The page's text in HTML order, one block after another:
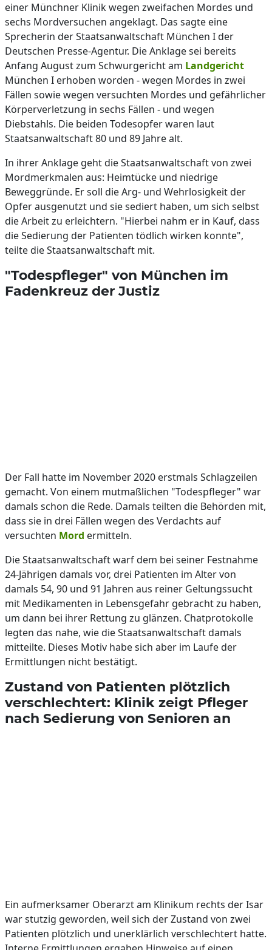
einer Münchner Klinik wegen zweifachen Mordes und
sechs Mordversuchen angeklagt. Das sagte eine
Sprecherin der Staatsanwaltschaft München I der
Deutschen Presse-Agentur. Die Anklage sei bereits
Anfang August zum Schwurgericht am Landgericht
München I erhoben worden - wegen Mordes in zwei
Fällen sowie wegen versuchten Mordes und gefährlicher
Körperverletzung in sechs Fällen - und wegen
Diebstahls. Die beiden Todesopfer waren laut
Staatsanwaltschaft 80 und 89 Jahre alt.
In ihrer Anklage geht die Staatsanwaltschaft von zwei
Mordmerkmalen aus: Heimtücke und niedrige
Beweggründe. Er soll die Arg- und Wehrlosigkeit der
Opfer ausgenutzt und sie sediert haben, um sich selbst
die Arbeit zu erleichtern. "Hierbei nahm er in Kauf, dass
die Sedierung der Patienten tödlich wirken konnte",
teilte die Staatsanwaltschaft mit.
"Todespfleger" von München im
Fadenkreuz der Justiz
Der Fall hatte im November 2020 erstmals Schlagzeilen
gemacht. Von einem mutmaßlichen "Todespfleger" war
damals schon die Rede. Damals teilten die Behörden mit,
dass sie in drei Fällen wegen des Verdachts auf
versuchten Mord ermitteln.
Die Staatsanwaltschaft warf dem bei seiner Festnahme
24-Jährigen damals vor, drei Patienten im Alter von
damals 54, 90 und 91 Jahren aus reiner Geltungssucht
mit Medikamenten in Lebensgefahr gebracht zu haben,
um dann bei ihrer Rettung zu glänzen. Chatprotokolle
legten das nahe, wie die Staatsanwaltschaft damals
mitteilte. Dieses Motiv habe sich aber im Laufe der
Ermittlungen nicht bestätigt.
Zustand von Patienten plötzlich
verschlechtert: Klinik zeigt Pfleger
nach Sedierung von Senioren an
Ein aufmerksamer Oberarzt am Klinikum rechts der Isar
war stutzig geworden, weil sich der Zustand von zwei
Patienten plötzlich und unerklärlich verschlechtert hatte.